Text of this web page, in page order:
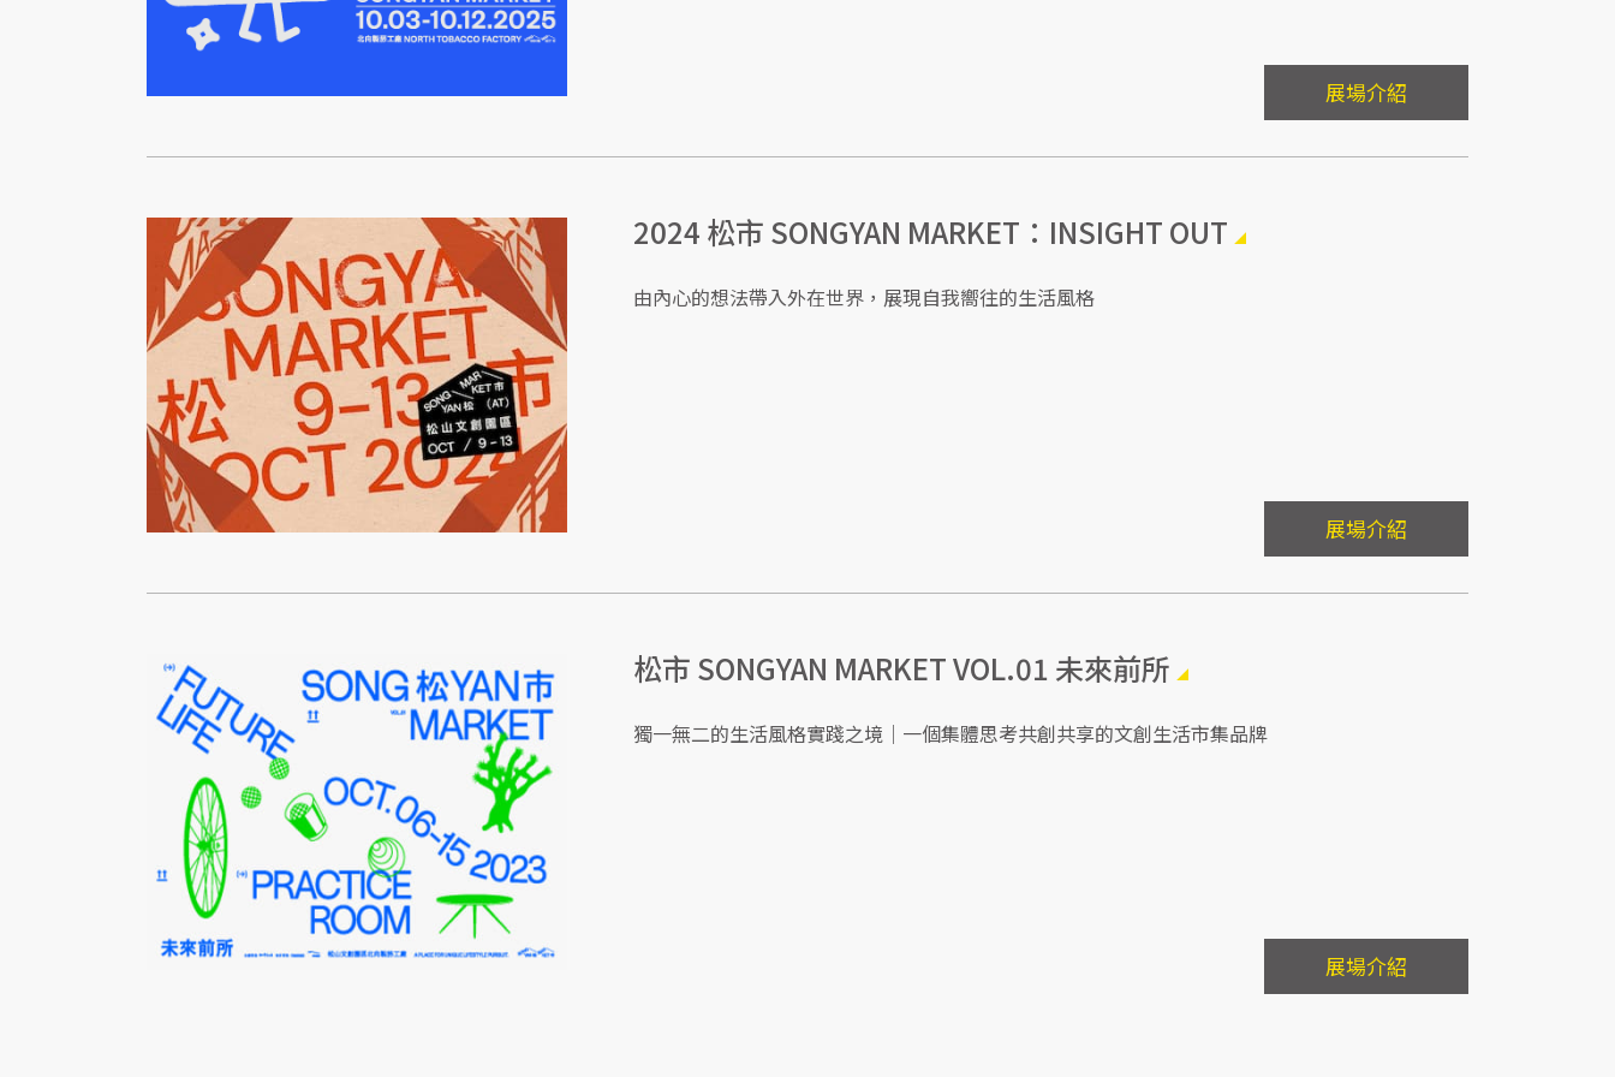
展場介紹
2024 松市 SONGYAN MARKET：INSIGHT OUT
由內心的想法帶入外在世界，展現自我嚮往的生活風格
展場介紹
松市 SONGYAN MARKET VOL.01 未來前所
獨一無二的生活風格實踐之境｜一個集體思考共創共享的文創生活市集品牌
展場介紹